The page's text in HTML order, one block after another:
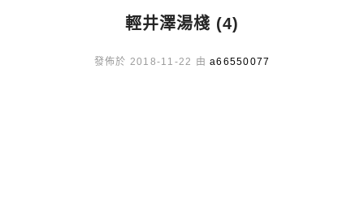
輕井澤湯棧 (4)
發佈於 2018-11-22 由 a66550077